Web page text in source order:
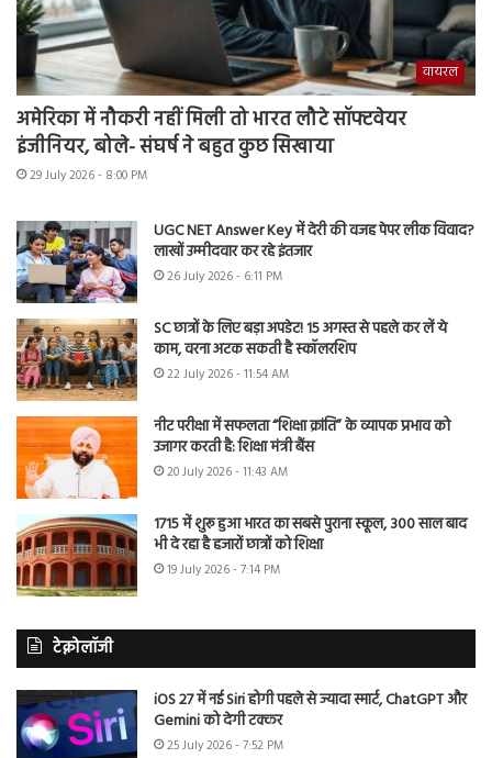
वायरल
अमेरिका में नौकरी नहीं मिली तो भारत लौटे सॉफ्टवेयर
इंजीनियर, बोले- संघर्ष ने बहुत कुछ सिखाया
29 July 2026 - 8:00 PM
UGC NET Answer Key में देरी की वजह पेपर लीक विवाद?
लाखों उम्मीदवार कर रहे इंतजार
26 July 2026 - 6:11 PM
SC छात्रों के लिए बड़ा अपडेट! 15 अगस्त से पहले कर लें ये
काम, वरना अटक सकती है स्कॉलरशिप
22 July 2026 - 11:54 AM
नीट परीक्षा में सफलता “शिक्षा क्रांति” के व्यापक प्रभाव को
उजागर करती है: शिक्षा मंत्री बैंस
20 July 2026 - 11:43 AM
1715 में शुरू हुआ भारत का सबसे पुराना स्कूल, 300 साल बाद
भी दे रहा है हजारों छात्रों को शिक्षा
19 July 2026 - 7:14 PM
टेक्नोलॉजी
iOS 27 में नई Siri होगी पहले से ज्यादा स्मार्ट, ChatGPT और
Gemini को देगी टक्कर
25 July 2026 - 7:52 PM